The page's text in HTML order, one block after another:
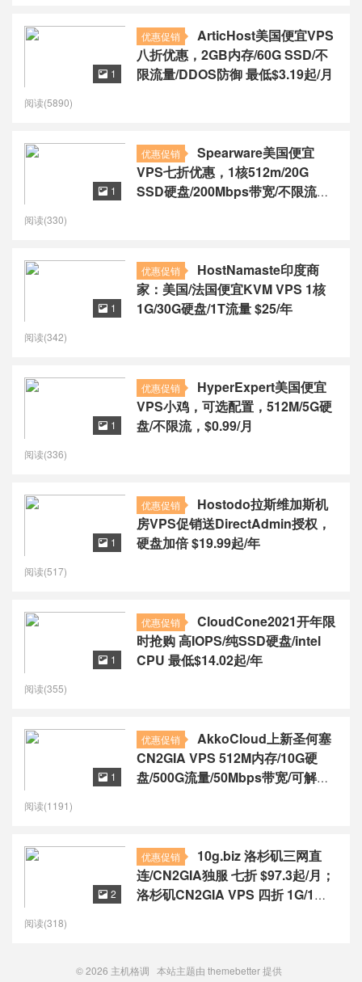
优惠促销
ArticHost美国便宜VPS
八折优惠，2GB内存/60G SSD/不
限流量/DDOS防御 最低$3.19起/月
 1
阅读(5890)
优惠促销
Spearware美国便宜
VPS七折优惠，1核512m/20G
SSD硬盘/200Mbps带宽/不限流
 1
阅读(330)
优惠促销
HostNamaste印度商
家：美国/法国便宜KVM VPS 1核
1G/30G硬盘/1T流量 $25/年
 1
阅读(342)
优惠促销
HyperExpert美国便宜
VPS小鸡，可选配置，512M/5G硬
盘/不限流，$0.99/月
 1
阅读(336)
优惠促销
Hostodo拉斯维加斯机
房VPS促销送DirectAdmin授权，
硬盘加倍 $19.99起/年
 1
阅读(517)
优惠促销
CloudCone2021开年限
时抢购 高IOPS/纯SSD硬盘/intel
CPU 最低$14.02起/年
 1
阅读(355)
优惠促销
AkkoCloud上新圣何塞
CN2GIA VPS 512M内存/10G硬
盘/500G流量/50Mbps带宽/可解锁
 1
阅读(1191)
优惠促销
10g.biz 洛杉矶三网直
连/CN2GIA独服 七折 $97.3起/月；
洛杉矶CN2GIA VPS 四折 1G/1核
 2
阅读(318)
© 2026 主机格调 本站主题由 themebetter提供